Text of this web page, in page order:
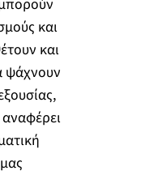
και
και
ψάχνουν